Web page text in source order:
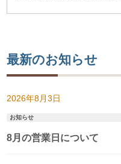
最新のお知らせ
2026年8月3日
お知らせ
8月の営業日について